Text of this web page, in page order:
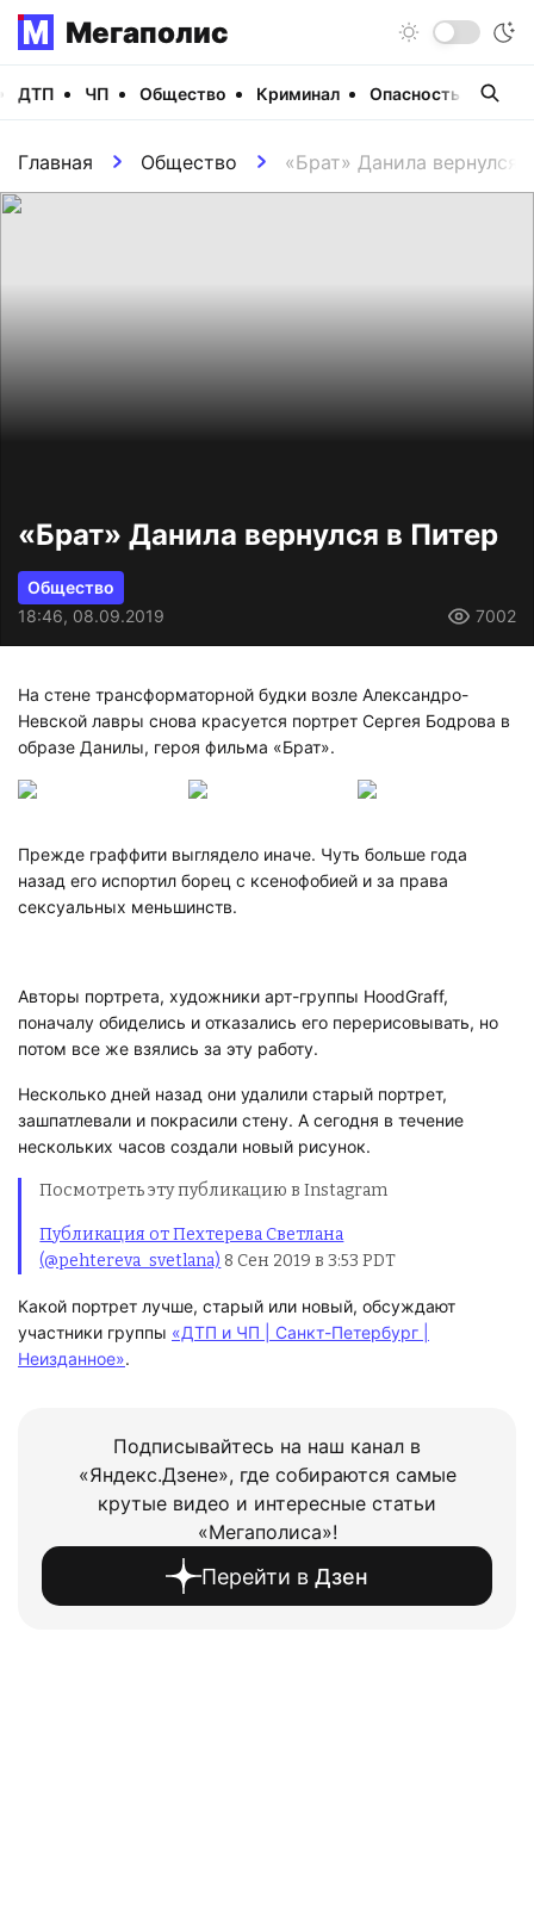
Мегаполис
ДТП ЧП Общество Криминал Опасность
Главная Общество «Брат» Данила вернулся
«Брат» Данила вернулся в Питер
Общество
18:46, 08.09.2019
7002
На стене трансформаторной будки возле Александро-
Невской лавры снова красуется портрет Сергея Бодрова в
образе Данилы, героя фильма «Брат».
Прежде граффити выглядело иначе. Чуть больше года
назад его испортил борец с ксенофобией и за права
сексуальных меньшинств.
Авторы портрета, художники арт-группы HoodGraff,
поначалу обиделись и отказались его перерисовывать, но
потом все же взялись за эту работу.
Несколько дней назад они удалили старый портрет,
зашпатлевали и покрасили стену. А сегодня в течение
нескольких часов создали новый рисунок.
Посмотреть эту публикацию в Instagram
Публикация от Пехтерева Светлана
(@pehtereva_svetlana) 8 Сен 2019 в 3:53 PDT
Какой портрет лучше, старый или новый, обсуждают
участники группы «ДТП и ЧП | Санкт-Петербург |
Неизданное».
Подписывайтесь на наш канал в
«Яндекс.Дзене», где собираются самые
крутые видео и интересные статьи
«Мегаполиса»!
Перейти в Дзен